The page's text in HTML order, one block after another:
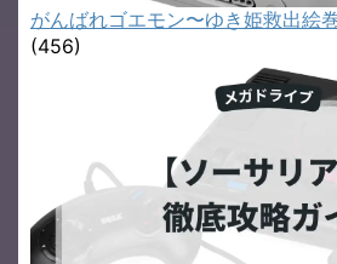
がんばれゴエモン〜ゆき姫救出絵
(456)